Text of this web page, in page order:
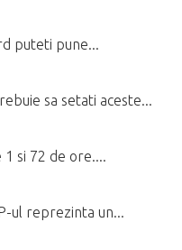
puteti pune...
sa setati aceste...
si 72 de ore....
ul reprezinta un...